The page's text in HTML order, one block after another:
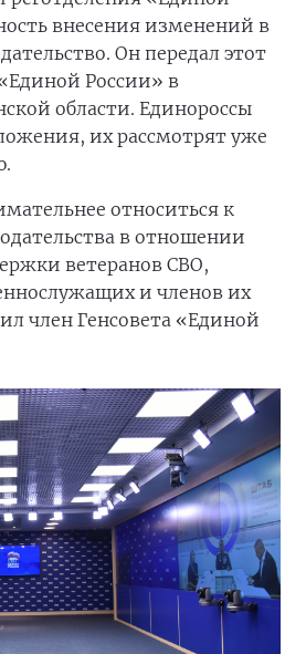
внесения изменений в
Он передал этот
России» в
области. Единороссы
их рассмотрят уже
относиться к
в отношении
ветеранов СВО,
и членов их
член Генсовета «Единой